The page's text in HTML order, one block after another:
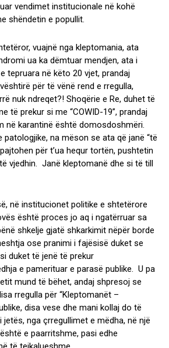
vendimet institucionale në kohë
shëndetin e popullit.
vuajnë nga kleptomania, ata
ua ka dëmtuar mendjen, ata i
tepruara në këto 20 vjet, prandaj
për të vënë rend e rregulla,
nuk ndreqet?! Shoqërie e Re, duhet të
të prekur si me “COWID-19”, prandaj
në karantinë është domosdoshmëri.
patologjike, na mëson se ata që janë “të
për t’ua hequr tortën, pushtetin
vjedhin. Janë kleptomanë dhe si të till
në institucionet politike e shtetërore
është proces jo aq i ngatërruar sa
shkelje gjatë shkarkimit nëpër borde
ose pranimi i fajësisë duket se
duket të jenë të prekur
e pamerituar e parasë publike. U pa
mund të bëhet, andaj shpresoj se
rregulla për “Kleptomanët –
disa vese dhe mani kollaj do të
jetës, nga çrregullimet e mëdha, në një
e paarritshme, pasi edhe